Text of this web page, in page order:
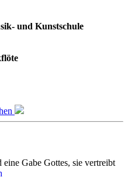
und Kunstschule
Gabe Gottes, sie vertreibt